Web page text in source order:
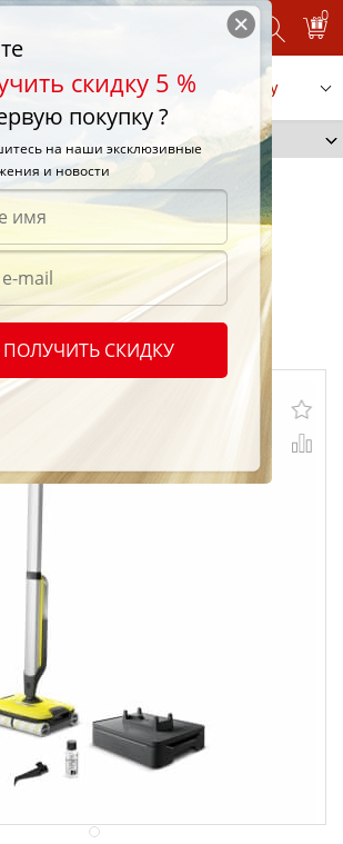
0
Заказать услугу
FC 7 Cordless New
FC 7
New
скидку 5 %
покупку ?
на наши эксклюзивные
и новости
ПОЛУЧИТЬ СКИДКУ